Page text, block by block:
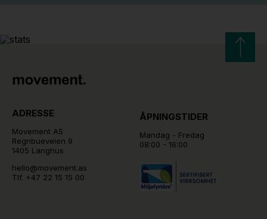
ADRESSE
Movement AS
Regnbueveien 9
1405 Langhus
hello@movement.as
Tlf. +47 22 15 15 00
ÅPNINGSTIDER
Mandag - Fredag
08:00 - 16:00